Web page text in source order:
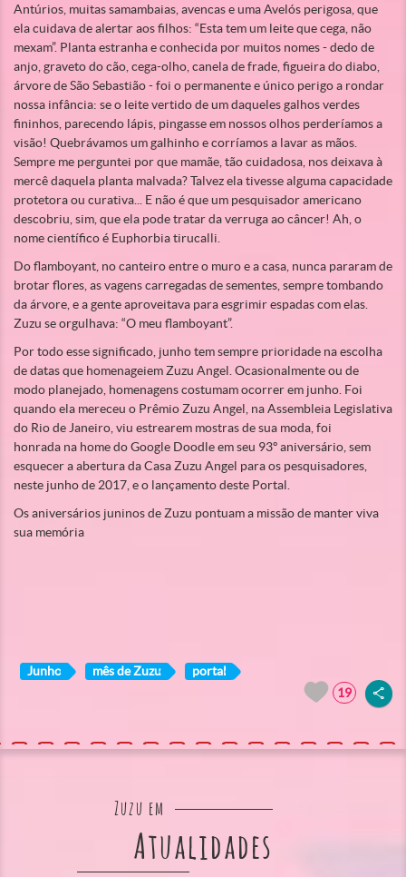
Antúrios, muitas samambaias, avencas e uma Avelós perigosa, que
ela cuidava de alertar aos filhos: “Esta tem um leite que cega, não
mexam”. Planta estranha e conhecida por muitos nomes - dedo de
anjo, graveto do cão, cega-olho, canela de frade, figueira do diabo,
árvore de São Sebastião - foi o permanente e único perigo a rondar
nossa infância: se o leite vertido de um daqueles galhos verdes
fininhos, parecendo lápis, pingasse em nossos olhos perderíamos a
visão! Quebrávamos um galhinho e corríamos a lavar as mãos.
Sempre me perguntei por que mamãe, tão cuidadosa, nos deixava à
mercê daquela planta malvada? Talvez ela tivesse alguma capacidade
protetora ou curativa... E não é que um pesquisador americano
descobriu, sim, que ela pode tratar da verruga ao câncer! Ah, o
nome científico é Euphorbia tirucalli.
Do flamboyant, no canteiro entre o muro e a casa, nunca pararam de
brotar flores, as vagens carregadas de sementes, sempre tombando
da árvore, e a gente aproveitava para esgrimir espadas com elas.
Zuzu se orgulhava: “O meu flamboyant”.
Por todo esse significado, junho tem sempre prioridade na escolha
de datas que homenageiem Zuzu Angel. Ocasionalmente ou de
modo planejado, homenagens costumam ocorrer em junho. Foi
quando ela mereceu o Prêmio Zuzu Angel, na Assembleia Legislativa
do Rio de Janeiro, viu estrearem mostras de sua moda, foi
honrada na home do Google Doodle em seu 93º aniversário, sem
esquecer a abertura da Casa Zuzu Angel para os pesquisadores,
neste junho de 2017, e o lançamento deste Portal.
Os aniversários juninos de Zuzu pontuam a missão de manter viva
sua memória
Junho mês de Zuzu
portal
19
Zuzu em
Atualidades